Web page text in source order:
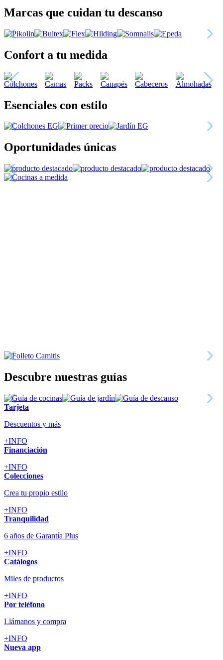
Marcas que cuidan tu descanso
Confort a tu medida
Esenciales con estilo
Oportunidades únicas
Descubre nuestras guías
Tarjeta
Descuentos y más
+INFO
Financiación
+INFO
Colecciones
Crea tu propio estilo
+INFO
Tranquilidad
6 años de Garantía Plus
+INFO
Catálogos
Miles de productos
+INFO
Por teléfono
Llámanos y compra
+INFO
Nueva app